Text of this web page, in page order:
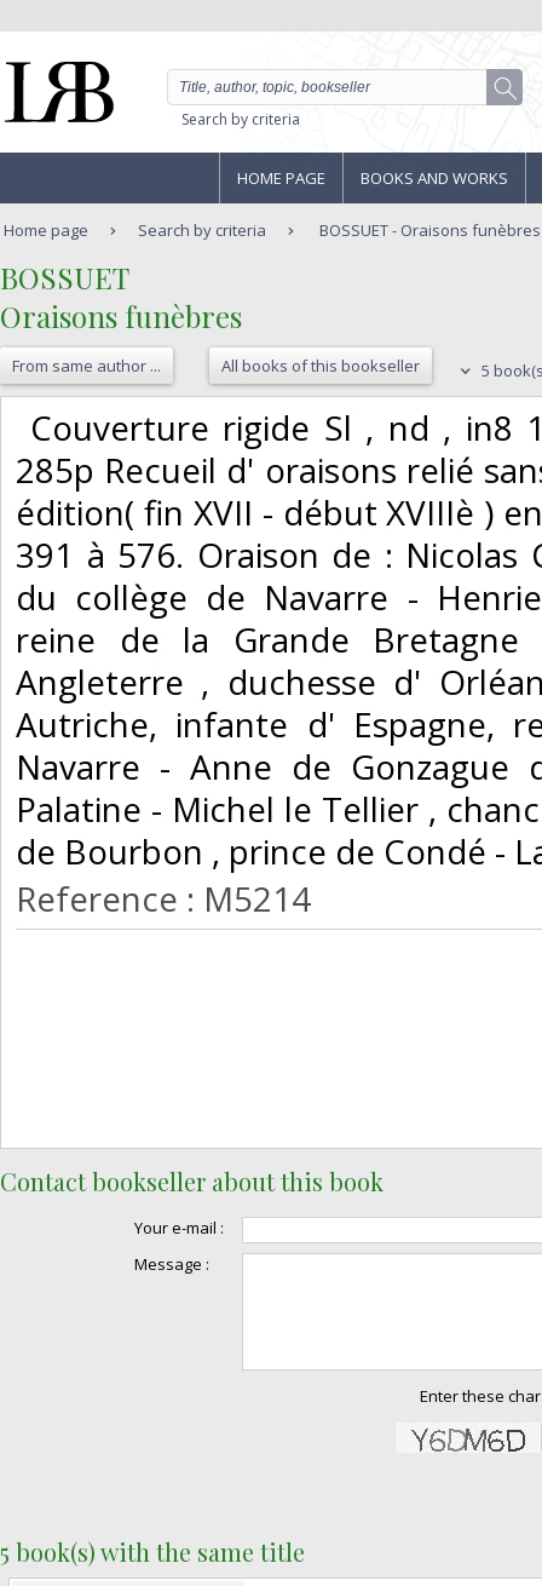
Search by criteria
HOME PAGE BOOKS AND WORKS
Home page Search by criteria BOSSUET - Oraisons funèbres
‎BOSSUET‎
‎Oraisons funèbres‎
From same author ... All books of this bookseller 5
Couverture rigide Sl , nd , in8
285p Recueil d' oraisons relié
édition( fin XVII - début XVIIIè )
391 à 576. Oraison de : Nicolas
du collège de Navarre -
reine de la Grande
Angleterre , duchesse d'
Autriche, infante d' Espagne,
Navarre - Anne de Gonzague
Palatine - Michel le Tellier ,
de Bourbon , prince de Condé -
Reference : M5214
Contact bookseller about this book
Your e-mail :
Message :
Enter these
5 book(s) with the same title